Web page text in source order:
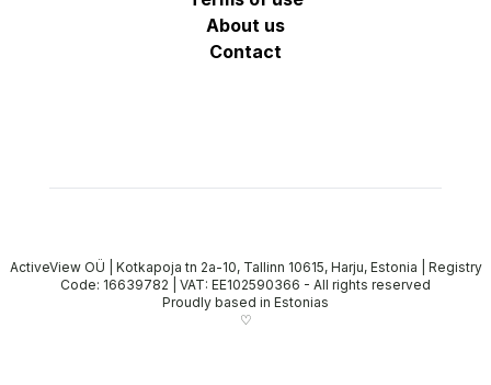
About us
Contact
ActiveView OÜ | Kotkapoja tn 2a-10, Tallinn 10615, Harju, Estonia | Registry
Code: 16639782 | VAT: EE102590366 - All rights reserved
Proudly based in Estonias
♡